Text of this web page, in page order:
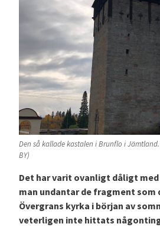
Den så kallade kastalen i Brunflo i
BY)
Det har varit ovanligt dåligt med
man undantar de fragment som
Övergrans kyrka i början av
veterligen inte hittats